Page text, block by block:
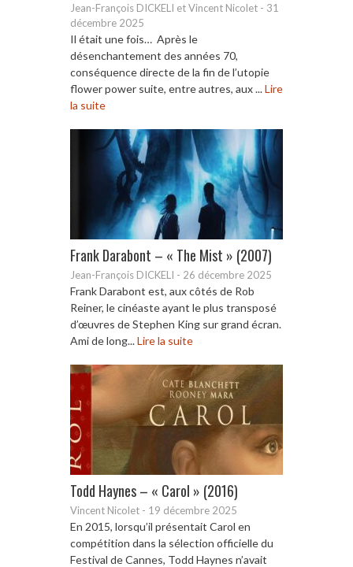
Jean-François DICKELI et Vincent Nicolet - 31
décembre 2025
Il était une fois… Après le
désenchantement des années 70,
conséquence directe de la fin de l’utopie
flower power suite, entre autres, aux ...Lire
la suite
Frank Darabont – « The Mist » (2007)
Jean-François DICKELI - 26 décembre 2025
Frank Darabont est, aux côtés de Rob
Reiner, le cinéaste ayant le plus transposé
d’œuvres de Stephen King sur grand écran.
Ami de long...Lire la suite
Todd Haynes – « Carol » (2016)
Vincent Nicolet - 19 décembre 2025
En 2015, lorsqu’il présentait Carol en
compétition dans la sélection officielle du
Festival de Cannes, Todd Haynes n’avait